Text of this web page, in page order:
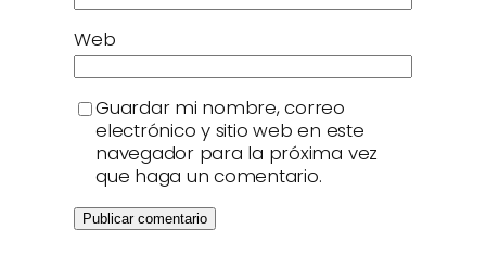
Web
Guardar mi nombre, correo
electrónico y sitio web en este
navegador para la próxima vez
que haga un comentario.